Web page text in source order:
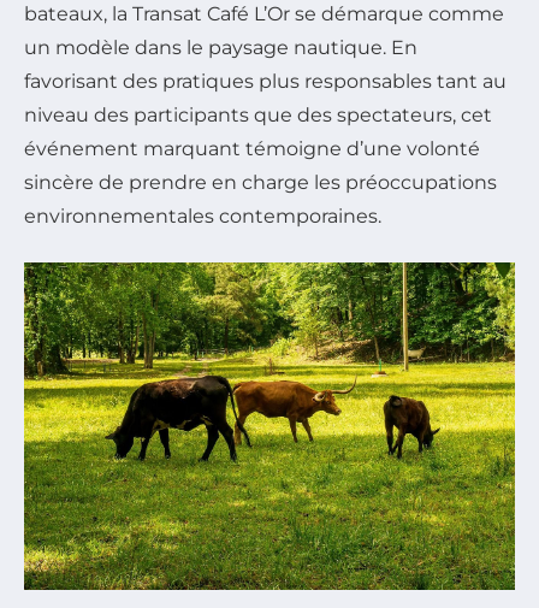
bateaux, la Transat Café L’Or se démarque comme
un modèle dans le paysage nautique. En
favorisant des pratiques plus responsables tant au
niveau des participants que des spectateurs, cet
événement marquant témoigne d’une volonté
sincère de prendre en charge les préoccupations
environnementales contemporaines.